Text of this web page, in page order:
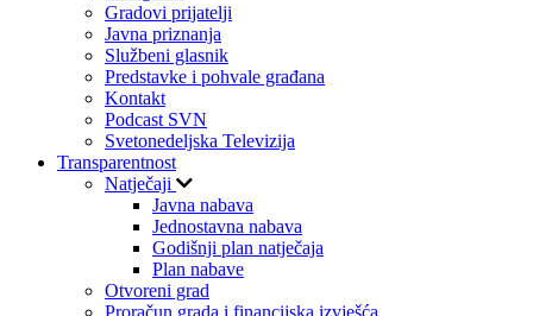
Gradovi prijatelji
Javna priznanja
Službeni glasnik
Predstavke i pohvale građana
Kontakt
Podcast SVN
Svetonedeljska Televizija
Transparentnost
Natječaji
Javna nabava
Jednostavna nabava
Godišnji plan natječaja
Plan nabave
Otvoreni grad
Proračun grada i financijska izvješća